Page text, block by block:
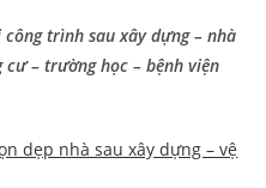
trình sau xây dựng – nhà
cư – trường học – bệnh viện
dẹp nhà sau xây dựng – vệ